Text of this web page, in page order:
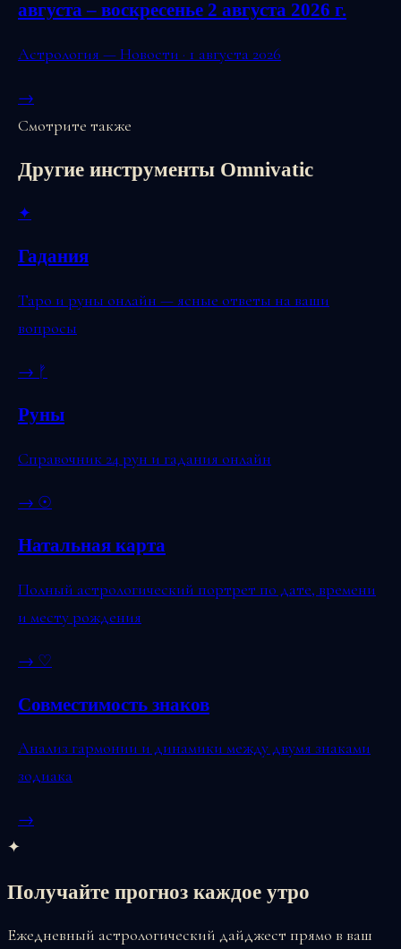
августа – воскресенье 2 августа 2026 г.
Астрология — Новости · 1 августа 2026
→
Смотрите также
Другие инструменты Omnivatic
✦
Гадания
Таро и руны онлайн — ясные ответы на ваши
вопросы
→ ᚠ
Руны
Справочник 24 рун и гадания онлайн
→ ☉
Натальная карта
Полный астрологический портрет по дате, времени
и месту рождения
→ ♡
Совместимость знаков
Анализ гармонии и динамики между двумя знаками
зодиака
→
✦
Получайте прогноз каждое утро
Ежедневный астрологический дайджест прямо в ваш